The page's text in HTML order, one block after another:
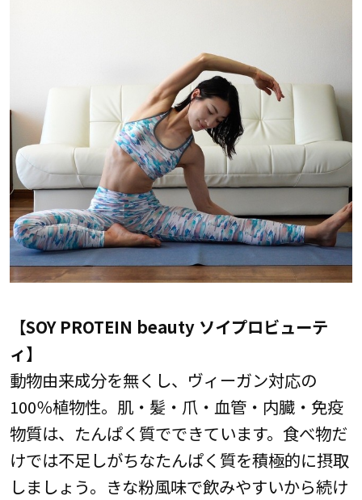
【SOY PROTEIN beauty ソイプロビューテ
ィ】
動物由来成分を無くし、ヴィーガン対応の
100％植物性。肌・髪・爪・血管・内臓・免疫
物質は、たんぱく質でできています。食べ物だ
けでは不足しがちなたんぱく質を積極的に摂取
しましょう。きな粉風味で飲みやすいから続け